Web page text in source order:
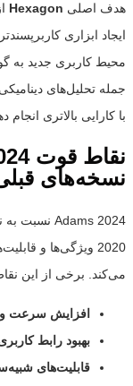
هدف اصلی Hexagon
ایجاد ابزاری
محیط کاربری جدید به
جمله تحلیل‌های
با کارایی بالاتری انجام
نقاط قوت Adams 2024
نسخه‌های
2020 ویژگی‌ها و
می‌کند. برخی از این
افزایش سرعت
بهبود رابط
قابلیت‌های